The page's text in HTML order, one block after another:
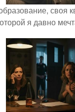
своя
я давно